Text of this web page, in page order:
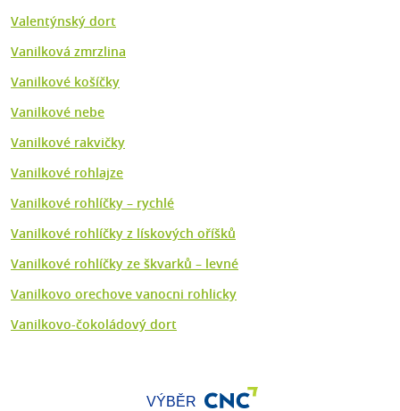
Valentýnský dort
Vanilková zmrzlina
Vanilkové košíčky
Vanilkové nebe
Vanilkové rakvičky
Vanilkové rohlajze
Vanilkové rohlíčky – rychlé
Vanilkové rohlíčky z lískových oříšků
Vanilkové rohlíčky ze škvarků – levné
Vanilkovo orechove vanocni rohlicky
Vanilkovo-čokoládový dort
VÝBĚR